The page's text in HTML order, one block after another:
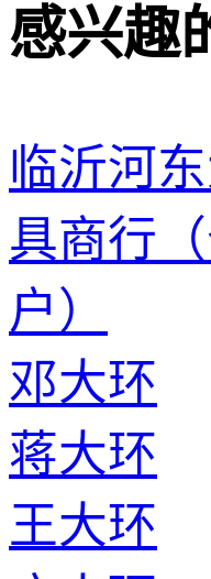
感兴趣
临沂河
具商行
户）
邓大环
蒋大环
王大环